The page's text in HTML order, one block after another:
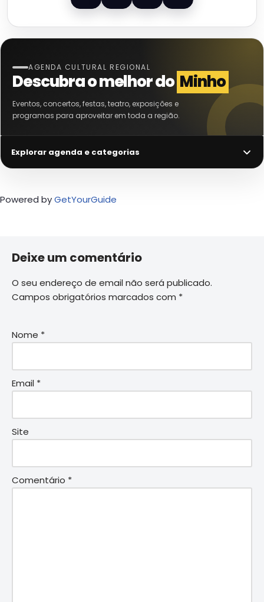
AGENDA CULTURAL REGIONAL
Descubra o melhor do Minho
Eventos, concertos, festas, teatro, exposições e
programas para aproveitar em toda a região.
Explorar agenda e categorias
Powered byGetYourGuide
Deixe um comentário
O seu endereço de email não será publicado.
Campos obrigatórios marcados com *
Nome *
Email *
Site
Comentário *